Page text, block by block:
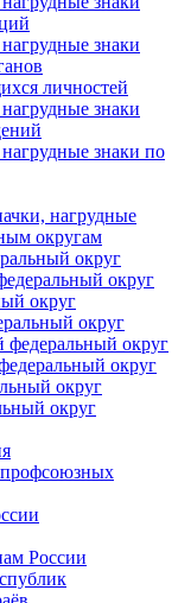
знаки
личностей
знаки
нагрудные знаки по
нагрудные
округам
округ
округ
округ
округ
федеральный округ
округ
округ
округ
профсоюзных
России